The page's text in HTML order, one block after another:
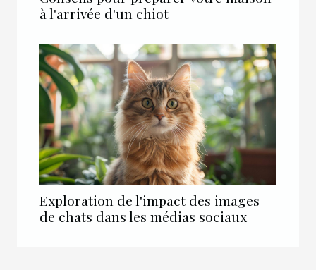
à l'arrivée d'un chiot
Exploration de l'impact des images
de chats dans les médias sociaux